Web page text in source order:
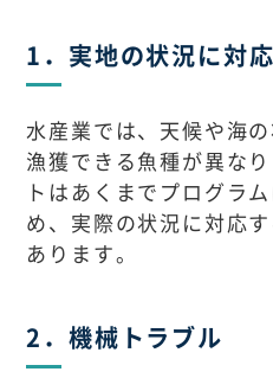
1．実地の状況に対
水産業では、天候や海
漁獲できる魚種が異な
トはあくまでプログラ
め、実際の状況に対応
あります。
2．機械トラブル